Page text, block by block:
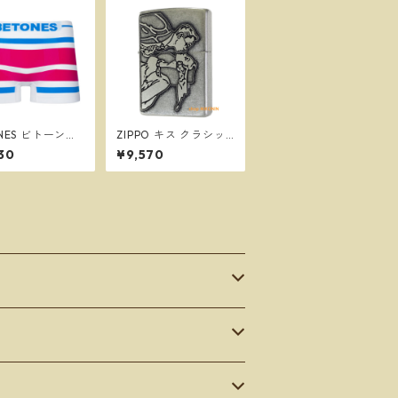
ビトーンズ
PINK メ
リーサイズ ボ
ンツ ※ネコポ
ZIPPO キス クラシッ
クメタル SV クローム
ユーズド仕上げ ウィン
ディ ジッポー
¥9,570